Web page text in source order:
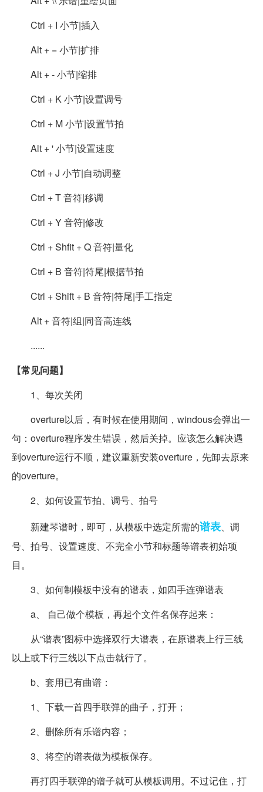
Ctrl + I 小节|插入
Alt + = 小节|扩排
Alt + - 小节|缩排
Ctrl + K 小节|设置调号
Ctrl + M 小节|设置节拍
Alt + ' 小节|设置速度
Ctrl + J 小节|自动调整
Ctrl + T 音符|移调
Ctrl + Y 音符|修改
Ctrl + Shfit + Q 音符|量化
Ctrl + B 音符|符尾|根据节拍
Ctrl + Shift + B 音符|符尾|手工指定
Alt + 音符|组|同音高连线
......
【常见问题】
1、每次关闭
overture以后，有时候在使用期间，windous会弹出一
句：overture程序发生错误，然后关掉。应该怎么解决遇
到overture运行不顺，建议重新安装overture，先卸去原来
的overture。
2、如何设置节拍、调号、拍号
新建琴谱时，即可，从模板中选定所需的谱表、调
号、拍号、设置速度、不完全小节和标题等谱表初始项
目。
3、如何制模板中没有的谱表，如四手连弹谱表
a、 自己做个模板，再起个文件名保存起来：
从“谱表”图标中选择双行大谱表，在原谱表上行三线
以上或下行三线以下点击就行了。
b、套用已有曲谱：
1、下载一首四手联弹的曲子，打开；
2、删除所有乐谱内容；
3、将空的谱表做为模板保存。
再打四手联弹的谱子就可从模板调用。不过记住，打